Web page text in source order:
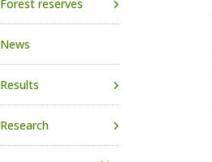
Forest reserves
News
Results
Research